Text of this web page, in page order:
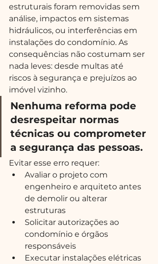
estruturais foram removidas sem
análise, impactos em sistemas
hidráulicos, ou interferências em
instalações do condomínio. As
consequências não costumam ser
nada leves: desde multas até
riscos à segurança e prejuízos ao
imóvel vizinho.
Nenhuma reforma pode
desrespeitar normas
técnicas ou comprometer
a segurança das pessoas.
Evitar esse erro requer:
Avaliar o projeto com
engenheiro e arquiteto antes
de demolir ou alterar
estruturas
Solicitar autorizações ao
condomínio e órgãos
responsáveis
Executar instalações elétricas